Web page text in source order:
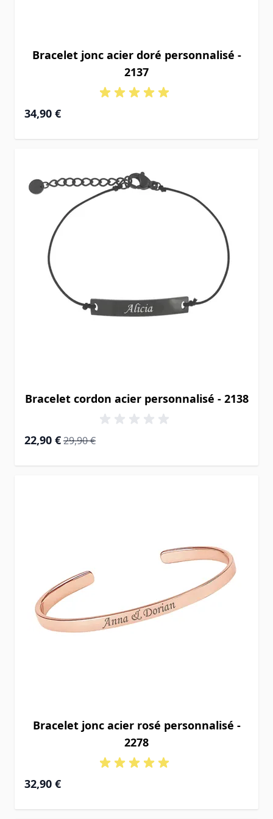
Bracelet jonc acier doré personnalisé -
2137
34,90 €
Bracelet cordon acier personnalisé - 2138
Prix Spécial
22,90 € Prix normal
29,90 €
Bracelet jonc acier rosé personnalisé -
2278
32,90 €